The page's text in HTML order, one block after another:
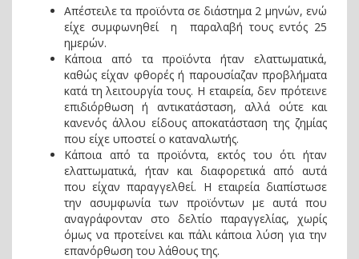
Απέστειλε τα προϊόντα σε διάστημα 2 μηνών, ενώ
είχε συμφωνηθεί η παραλαβή τους εντός 25
ημερών.
Κάποια από τα προϊόντα ήταν ελαττωματικά,
καθώς είχαν φθορές ή παρουσίαζαν προβλήματα
κατά τη λειτουργία τους. Η εταιρεία, δεν πρότεινε
επιδιόρθωση ή αντικατάσταση, αλλά ούτε και
κανενός άλλου είδους αποκατάσταση της ζημίας
που είχε υποστεί ο καταναλωτής.
Κάποια από τα προϊόντα, εκτός του ότι ήταν
ελαττωματικά, ήταν και διαφορετικά από αυτά
που είχαν παραγγελθεί. Η εταιρεία διαπίστωσε
την ασυμφωνία των προϊόντων με αυτά που
αναγράφονταν στο δελτίο παραγγελίας, χωρίς
όμως να προτείνει και πάλι κάποια λύση για την
επανόρθωση του λάθους της.